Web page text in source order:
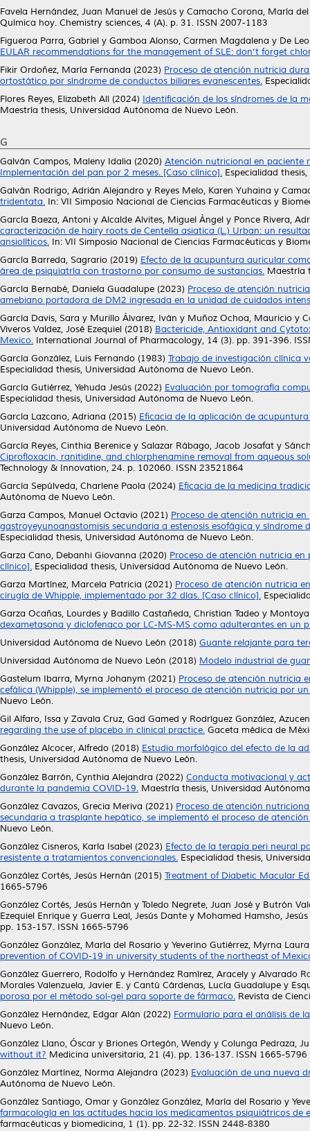
Favela Hernández, Juan Manuel de Jesús y Camacho Corona, María
Química hoy. Chemistry sciences, 4 (A). p. 31. ISSN 2007-1183
Figueroa Parra, Gabriel y Gamboa Alonso, Carmen Magdalena y De
EULAR recommendations for the management of SLE: don’t forget
Fikir Ordoñez, María Fernanda (2023) Proceso de atención nutricia
ortostático por síndrome de conductos biliares evanescentes.
Flores Reyes, Elizabeth Alí (2024) Identificación de los síndromes de la
Maestría thesis, Universidad Autónoma de Nuevo León.
G
Galván Campos, Maleny Idalia (2020) Atención nutricional en paciente
Implementación del pan por 2 meses. [Caso clínico]. Especialidad
Galván Rodrigo, Adrián Alejandro y Reyes Melo, Karen Yuhaina y
tridentata. In: VII Simposio Nacional de Ciencias Farmacéuticas y
García Baeza, Antoni y Alcalde Alvites, Miguel Àngel y Ponce Rivera,
caracterización de hairy roots de Centella asiatica (L.) Urban: un
ansiolíticos. In: VII Simposio Nacional de Ciencias Farmacéuticas y
García Barreda, Sagrario (2019) Efecto de la acupuntura auricular
área de psiquiatría con trastorno por consumo de sustancias. Maestría
García Bernabé, Daniela Guadalupe (2023) Proceso de atención
amebiano portadora de DM2 ingresada en la unidad de cuidados
García Davis, Sara y Murillo Álvarez, Iván y Muñoz Ochoa, Mauricio y
Viveros Valdez, José Ezequiel (2018) Bactericide, Antioxidant and
Mexico. International Journal of Pharmacology, 14 (3). pp. 391-396.
García González, Luis Fernando (1983) Trabajo de investigación clínica
Especialidad thesis, Universidad Autónoma de Nuevo León.
García Gutiérrez, Yehuda Jesús (2022) Evaluación por tomografía
Especialidad thesis, Universidad Autónoma de Nuevo León.
García Lazcano, Adriana (2015) Eficacia de la aplicación de
Universidad Autónoma de Nuevo León.
García Reyes, Cinthia Berenice y Salazar Rábago, Jacob Josafat y
Ciprofloxacin, ranitidine, and chlorphenamine removal from aqueous
Technology & Innovation, 24. p. 102060. ISSN 23521864
García Sepúlveda, Charlene Paola (2024) Eficacia de la medicina
Autónoma de Nuevo León.
Garza Campos, Manuel Octavio (2021) Proceso de atención nutricia
gastroyeyunoanastomisis secundaria a estenosis esofágica y
Especialidad thesis, Universidad Autónoma de Nuevo León.
Garza Cano, Debanhi Giovanna (2020) Proceso de atención nutricia
clínico]. Especialidad thesis, Universidad Autónoma de Nuevo León.
Garza Martínez, Marcela Patricia (2021) Proceso de atención nutricia
cirugía de Whipple, implementado por 32 días. [Caso clínico].
Garza Ocañas, Lourdes y Badillo Castañeda, Christian Tadeo y
dexametasona y diclofenaco por LC-MS-MS como adulterantes en un
Universidad Autónoma de Nuevo León (2018) Guante relajante para
Universidad Autónoma de Nuevo León (2018) Modelo industrial de
Gastelum Ibarra, Myrna Johanym (2021) Proceso de atención nutricia
cefálica (Whipple), se implementó el proceso de atención nutricia por
Nuevo León.
Gil Alfaro, Issa y Zavala Cruz, Gad Gamed y Rodríguez González,
regarding the use of placebo in clinical practice. Gaceta médica de
González Alcocer, Alfredo (2018) Estudio morfológico del efecto de la
thesis, Universidad Autónoma de Nuevo León.
González Barrón, Cynthia Alejandra (2022) Conducta motivacional y
durante la pandemia COVID-19. Maestría thesis, Universidad
González Cavazos, Grecia Meriva (2021) Proceso de atención
secundaria a trasplante hepático, se implementó el proceso de
Nuevo León.
González Cisneros, Karla Isabel (2023) Efecto de la terapia peri neural
resistente a tratamientos convencionales. Especialidad thesis,
González Cortés, Jesús Hernán (2015) Treatment of Diabetic Macular
1665-5796
González Cortés, Jesús Hernán y Toledo Negrete, Juan José y Butrón
Ezequiel Enrique y Guerra Leal, Jesús Dante y Mohamed Hamsho, Jesús
pp. 153-157. ISSN 1665-5796
González González, María del Rosario y Yeverino Gutiérrez, Myrna Laura
prevention of COVID-19 in university students of the northeast of
González Guerrero, Rodolfo y Hernández Ramírez, Aracely y Alvarado
Morales Valenzuela, Javier E. y Cantú Cárdenas, Lucía Guadalupe y
porosa por el método sol-gel para soporte de fármaco. Revista de
González Hernández, Edgar Alán (2022) Formulario para el análisis de
Nuevo León.
González Llano, Óscar y Briones Ortegón, Wendy y Colunga Pedraza,
without it? Medicina universitaria, 21 (4). pp. 136-137. ISSN 1665-5796
González Martínez, Norma Alejandra (2023) Evaluación de una nueva
Autónoma de Nuevo León.
González Santiago, Omar y González González, María del Rosario y
farmacología en las actitudes hacia los medicamentos psiquiátricos de
farmacéuticas y biomedicina, 1 (1). pp. 22-32. ISSN 2448-8380